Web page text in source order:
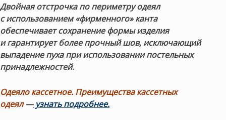
Двойная отстрочка по периметру одеял
с использованием «фирменного» канта
обеспечивает сохранение формы изделия
и гарантирует более прочный шов, исключающий
выпадение пуха при использовании постельных
принадлежностей.
Одеяло кассетное. Преимущества кассетных
одеял —узнать подробнее.